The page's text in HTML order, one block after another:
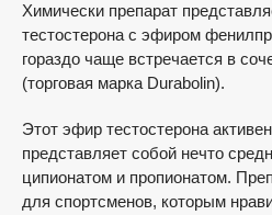
Химически препарат
тестостерона с эфиром
гораздо чаще встречается в
(торговая марка Durabolin).
Этот эфир тестостерона
представляет собой нечто
ципионатом и пропионатом.
для спортсменов, которым